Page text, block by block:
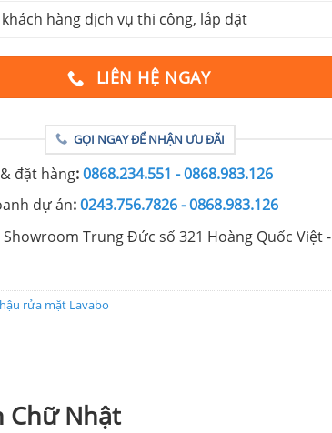
hàng dịch vụ thi công, lắp đặt
LIÊN HỆ NGAY
GỌI NGAY ĐỂ NHẬN ƯU ĐÃI
đặt hàng:0868.234.551 - 0868.983.126
dự án:0243.756.7826 - 0868.983.126
Trung Đức số 321 Hoàng Quốc Việt -
rửa mặt Lavabo
Chữ Nhật